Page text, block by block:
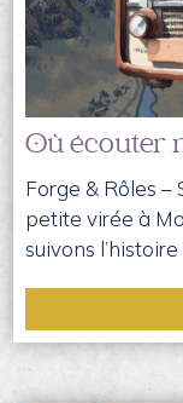
Où écouter
Forge & Rôles –
petite virée à
suivons